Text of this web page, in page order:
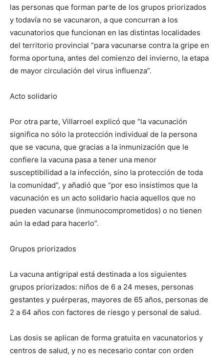
las personas que forman parte de los grupos priorizados
y todavía no se vacunaron, a que concurran a los
vacunatorios que funcionan en las distintas localidades
del territorio provincial “para vacunarse contra la gripe en
forma oportuna, antes del comienzo del invierno, la etapa
de mayor circulación del virus influenza”.
Acto solidario
Por otra parte, Villarroel explicó que “la vacunación
significa no sólo la protección individual de la persona
que se vacuna, que gracias a la inmunización que le
confiere la vacuna pasa a tener una menor
susceptibilidad a la infección, sino la protección de toda
la comunidad”, y añadió que “por eso insistimos que la
vacunación es un acto solidario hacia aquellos que no
pueden vacunarse (inmunocomprometidos) o no tienen
aún la edad para hacerlo”.
Grupos priorizados
La vacuna antigripal está destinada a los siguientes
grupos priorizados: niños de 6 a 24 meses, personas
gestantes y puérperas, mayores de 65 años, personas de
2 a 64 años con factores de riesgo y personal de salud.
Las dosis se aplican de forma gratuita en vacunatorios y
centros de salud, y no es necesario contar con orden